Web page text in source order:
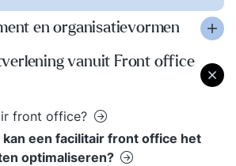
en organisatievormen
vanuit Front office
front office?
een facilitair front office het
optimaliseren?